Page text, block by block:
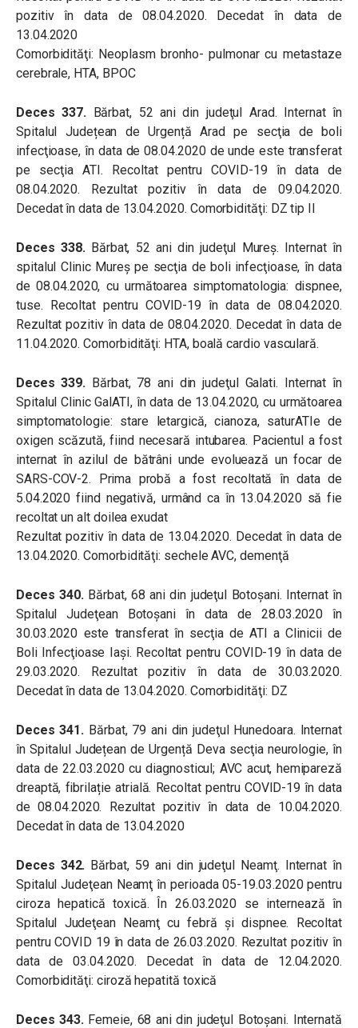
pozitiv în data de 08.04.2020. Decedat în data de
13.04.2020
Comorbidităţi: Neoplasm bronho- pulmonar cu metastaze
cerebrale, HTA, BPOC
Deces 337. Bărbat, 52 ani din judeţul Arad. Internat în
Spitalul Județean de Urgență Arad pe secţia de boli
infecţioase, în data de 08.04.2020 de unde este transferat
pe secţia ATI. Recoltat pentru COVID-19 în data de
08.04.2020. Rezultat pozitiv în data de 09.04.2020.
Decedat în data de 13.04.2020. Comorbidităţi: DZ tip II
Deces 338. Bărbat, 52 ani din judeţul Mureş. Internat în
spitalul Clinic Mureş pe secţia de boli infecţioase, în data
de 08.04.2020, cu următoarea simptomatologia: dispnee,
tuse. Recoltat pentru COVID-19 în data de 08.04.2020.
Rezultat pozitiv în data de 08.04.2020. Decedat în data de
11.04.2020. Comorbidităţi: HTA, boală cardio vasculară.
Deces 339. Bărbat, 78 ani din judeţul Galati. Internat în
Spitalul Clinic GalATI, în data de 13.04.2020, cu următoarea
simptomatologie: stare letargică, cianoza, saturATIe de
oxigen scăzută, fiind necesară intubarea. Pacientul a fost
internat în azilul de bătrâni unde evoluează un focar de
SARS-COV-2. Prima probă a fost recoltată în data de
5.04.2020 fiind negativă, urmând ca în 13.04.2020 să fie
recoltat un alt doilea exudat
Rezultat pozitiv în data de 13.04.2020. Decedat în data de
13.04.2020. Comorbidităţi: sechele AVC, demenţă
Deces 340. Bărbat, 68 ani din judeţul Botoşani. Internat în
Spitalul Judeţean Botoşani în data de 28.03.2020 în
30.03.2020 este transferat în secţia de ATI a Clinicii de
Boli Infecţioase Iaşi. Recoltat pentru COVID-19 în data de
29.03.2020. Rezultat pozitiv în data de 30.03.2020.
Decedat în data de 13.04.2020. Comorbidităţi: DZ
Deces 341. Bărbat, 79 ani din judeţul Hunedoara. Internat
în Spitalul Județean de Urgență Deva secţia neurologie, în
data de 22.03.2020 cu diagnosticul; AVC acut, hemipareză
dreaptă, fibrilație atrială. Recoltat pentru COVID-19 în data
de 08.04.2020. Rezultat pozitiv în data de 10.04.2020.
Decedat în data de 13.04.2020
Deces 342. Bărbat, 59 ani din judeţul Neamţ. Internat în
Spitalul Judeţean Neamţ în perioada 05-19.03.2020 pentru
ciroza hepatică toxică. În 26.03.2020 se internează în
Spitalul Judeţean Neamţ cu febră şi dispnee. Recoltat
pentru COVID 19 în data de 26.03.2020. Rezultat pozitiv în
data de 03.04.2020. Decedat în data de 12.04.2020.
Comorbidităţi: ciroză hepatită toxică
Deces 343. Femeie, 68 ani din judeţul Botoşani. Internată